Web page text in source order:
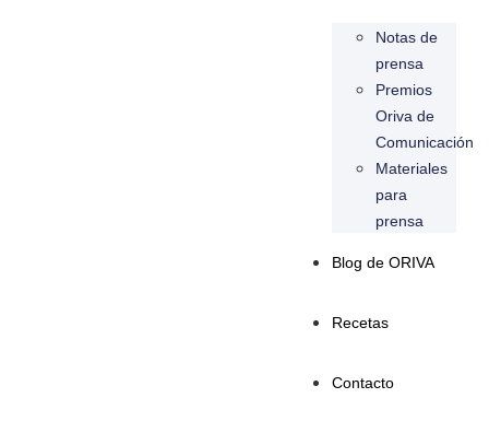
Notas de
prensa
Premios
Oriva de
Comunicación
Materiales
para
prensa
Blog de ORIVA
Recetas
Contacto